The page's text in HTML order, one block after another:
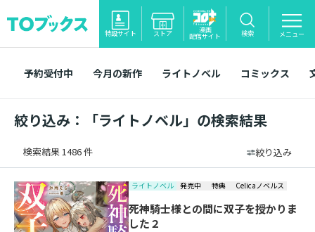
特設サイト ストア 漫画
配信サイト 検索 メニュー
予約受付中 今月の新作 ライトノベル コミックス
絞り込み：「ライトノベル」の検索結果
検索結果 1486 件 絞り込み
ライトノベル 発売中 特典 Celicaノベルス
死神騎士様との間に双子を授かりま
した２